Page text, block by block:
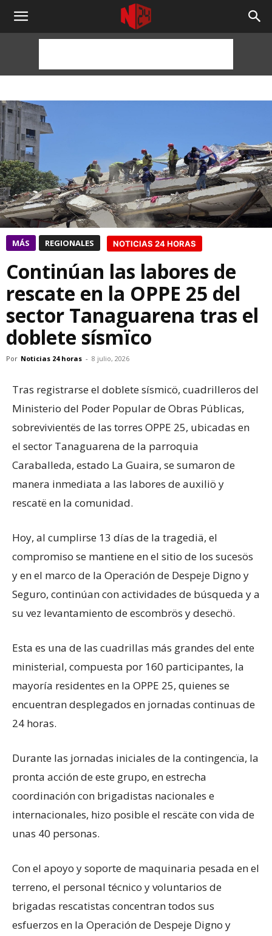
NOTICIAS
HORAS
MÁS REGIONALES NOTICIAS 24 HORAS
Continúan las labores de
rescate en la OPPE 25 del
sector Tanaguarena tras el
doblete sísmïco
Por Noticias 24 horas - 8 julio, 2026
Tras registrarse el doblete sísmicö, cuadrilleros del
Ministerio del Poder Popular de Obras Públicas,
sobrevivientës de las torres OPPE 25, ubicadas en
el sector Tanaguarena de la parroquia
Caraballeda, estado La Guaira, se sumaron de
manera inmediata a las labores de auxiliö y
rescatë en la comunidad.
Hoy, al cumplirse 13 días de la tragediä, el
compromiso se mantiene en el sitio de los sucesös
y en el marco de la Operación de Despeje Digno y
Seguro, continúan con actividades de búsqueda y a
su vez levantamiento de escombrös y desechö.
​Esta es una de las cuadrillas más grandes del ente
ministerial, compuesta por 160 participantes, la
mayoría residentes en la OPPE 25, quienes se
encuentran desplegados en jornadas continuas de
24 horas.
Durante las jornadas iniciales de la contingencïa, la
pronta acción de este grupo, en estrecha
coordinación con brigadistas nacionales e
internacionales, hizo posible el rescäte con vida de
unas 40 personas.
​Con el apoyo y soporte de maquinaria pesada en el
terreno, el personal técnico y voluntarios de
brigadas rescatistas concentran todos sus
esfuerzos en la Operación de Despeje Digno y